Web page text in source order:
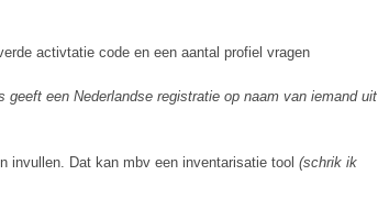
activtatie code en een aantal profiel vragen
een Nederlandse registratie op naam van iemand uit
invullen. Dat kan mbv een inventarisatie tool (schrik ik